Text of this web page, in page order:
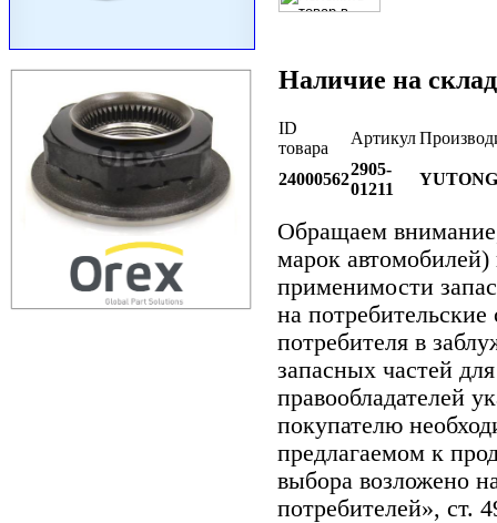
Наличие на
ID
товара
Артикул
24000562
2905-
01211
YUTONG
Обращаем
марок
применимости
на
потребителя в
запасных частей
правообладателей
покупателю
предлагаемом к
выбора возложено
потребителей», ст.